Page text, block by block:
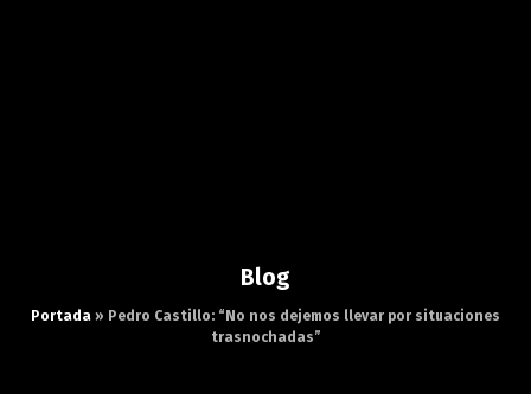
Blog
Portada » Pedro Castillo: “No nos dejemos llevar por situaciones
trasnochadas”